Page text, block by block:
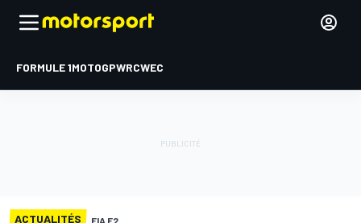
FORMULE 1MOTOGPWRCWEC
ACTUALITÉS FIA F2